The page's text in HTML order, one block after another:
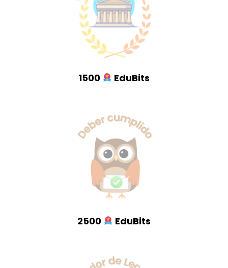
1500 EduBits
2500 EduBits